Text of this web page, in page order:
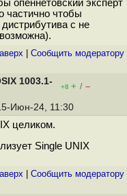
опеннетовский эксперт
частично чтобы
с не
Cообщить модератору
1003.1-
+8 + / –
Июн-24, 11:30
целиком.
Single UNIX
Cообщить модератору